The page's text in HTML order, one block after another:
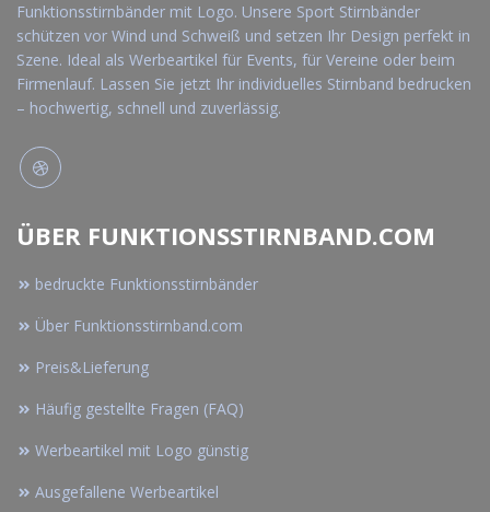
Funktionsstirnbänder mit Logo. Unsere Sport Stirnbänder
schützen vor Wind und Schweiß und setzen Ihr Design perfekt in
Szene. Ideal als Werbeartikel für Events, für Vereine oder beim
Firmenlauf. Lassen Sie jetzt Ihr individuelles Stirnband bedrucken
– hochwertig, schnell und zuverlässig.
ÜBER FUNKTIONSSTIRNBAND.COM
bedruckte Funktionsstirnbänder
Über Funktionsstirnband.com
Preis&Lieferung
Häufig gestellte Fragen (FAQ)
Werbeartikel mit Logo günstig
Ausgefallene Werbeartikel